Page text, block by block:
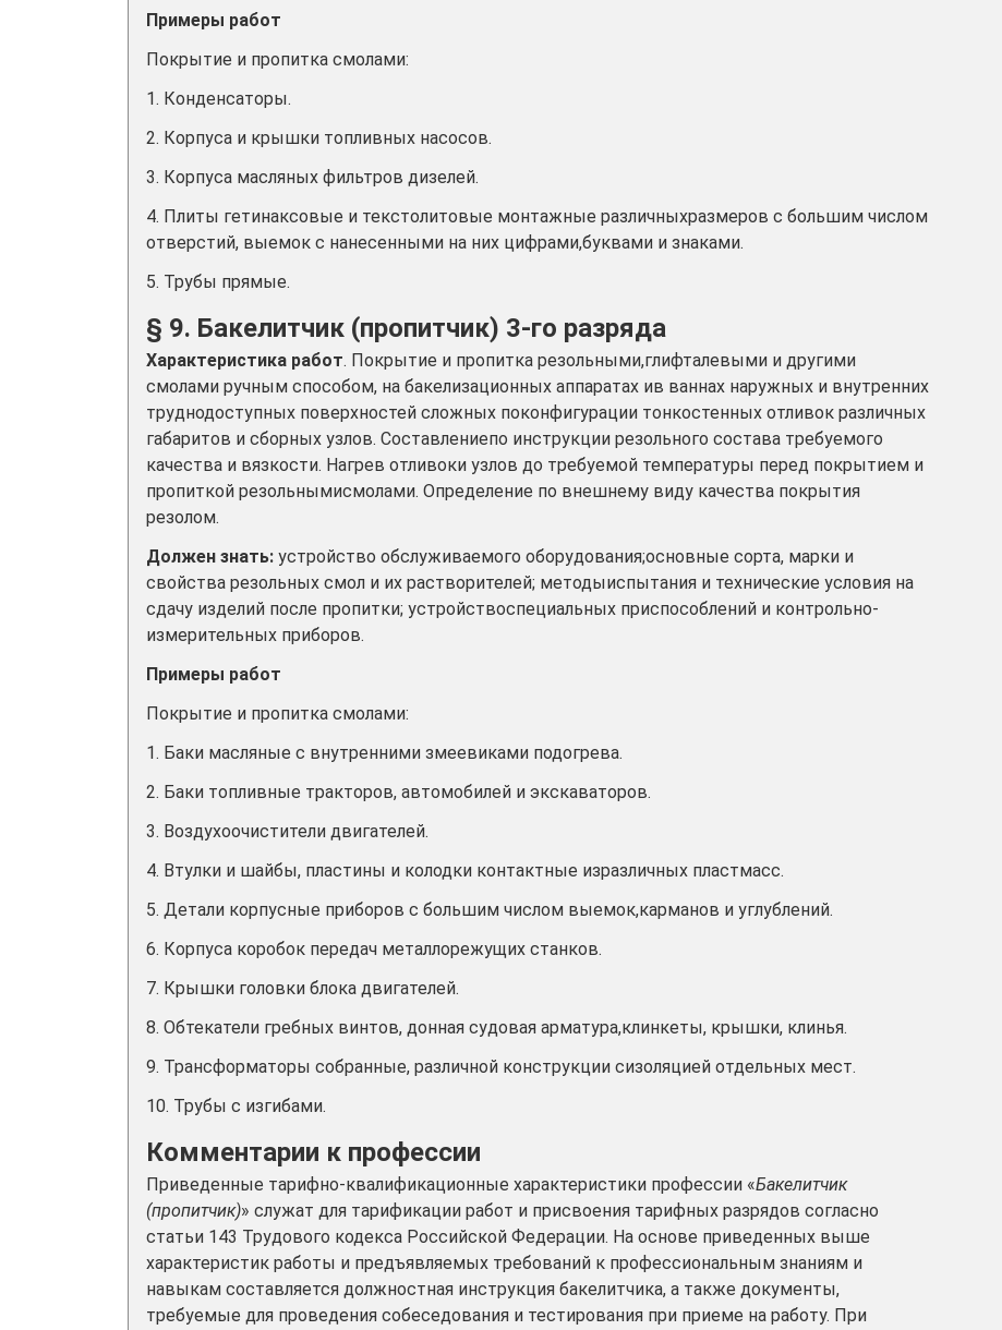
Примеры работ
Покрытие и пропитка смолами:
1. Конденсаторы.
2. Корпуса и крышки топливных насосов.
3. Корпуса масляных фильтров дизелей.
4. Плиты гетинаксовые и текстолитовые монтажные различныхразмеров с большим числом
отверстий, выемок с нанесенными на них цифрами,буквами и знаками.
5. Трубы прямые.
§ 9. Бакелитчик (пропитчик) 3-го разряда
Характеристика работ. Покрытие и пропитка резольными,глифталевыми и другими
смолами ручным способом, на бакелизационных аппаратах ив ваннах наружных и внутренних
труднодоступных поверхностей сложных поконфигурации тонкостенных отливок различных
габаритов и сборных узлов. Составлениепо инструкции резольного состава требуемого
качества и вязкости. Нагрев отливоки узлов до требуемой температуры перед покрытием и
пропиткой резольнымисмолами. Определение по внешнему виду качества покрытия
резолом.
Должен знать: устройство обслуживаемого оборудования;основные сорта, марки и
свойства резольных смол и их растворителей; методыиспытания и технические условия на
сдачу изделий после пропитки; устройствоспециальных приспособлений и контрольно-
измерительных приборов.
Примеры работ
Покрытие и пропитка смолами:
1. Баки масляные с внутренними змеевиками подогрева.
2. Баки топливные тракторов, автомобилей и экскаваторов.
3. Воздухоочистители двигателей.
4. Втулки и шайбы, пластины и колодки контактные изразличных пластмасс.
5. Детали корпусные приборов с большим числом выемок,карманов и углублений.
6. Корпуса коробок передач металлорежущих станков.
7. Крышки головки блока двигателей.
8. Обтекатели гребных винтов, донная судовая арматура,клинкеты, крышки, клинья.
9. Трансформаторы собранные, различной конструкции сизоляцией отдельных мест.
10. Трубы с изгибами.
Комментарии к профессии
Приведенные тарифно-квалификационные характеристики профессии «Бакелитчик
(пропитчик)» служат для тарификации работ и присвоения тарифных разрядов согласно
статьи 143 Трудового кодекса Российской Федерации. На основе приведенных выше
характеристик работы и предъявляемых требований к профессиональным знаниям и
навыкам составляется должностная инструкция бакелитчика, а также документы,
требуемые для проведения собеседования и тестирования при приеме на работу. При